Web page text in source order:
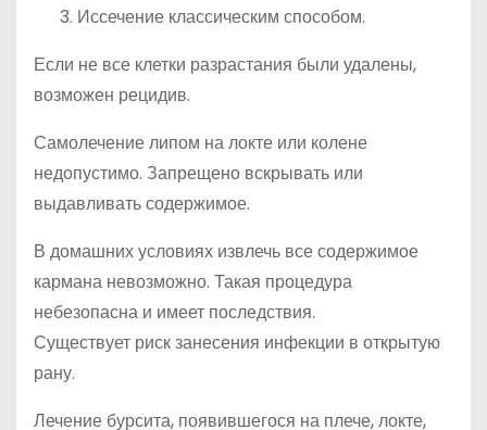
Иссечение классическим способом.
Если не все клетки разрастания были удалены,
возможен рецидив.
Самолечение липом на локте или колене
недопустимо. Запрещено вскрывать или
выдавливать содержимое.
В домашних условиях извлечь все содержимое
кармана невозможно. Такая процедура
небезопасна и имеет последствия.
Существует риск занесения инфекции в открытую
рану.
Лечение бурсита, появившегося на плече, локте,